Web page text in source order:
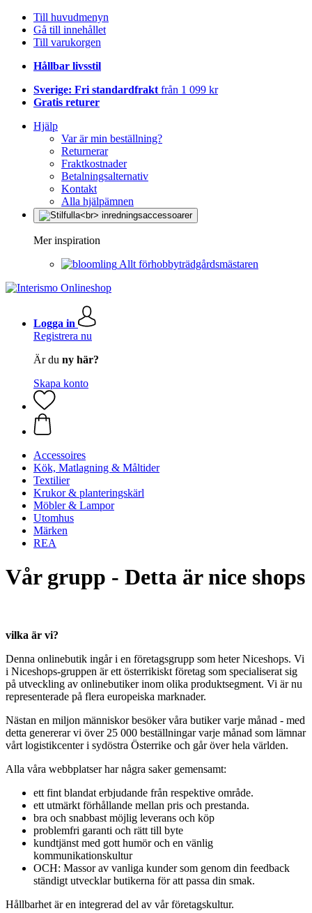
Till huvudmenyn
Gå till innehållet
Till varukorgen
Hållbar livsstil
Sverige: Fri standardfrakt från 1 099 kr
Gratis returer
Hjälp
Var är min beställning?
Returnerar
Fraktkostnader
Betalningsalternativ
Kontakt
Alla hjälpämnen
Mer inspiration
Allt förhobbyträdgårdsmästaren
Logga in
Registrera nu
Är du ny här?
Skapa konto
Accessoires
Kök, Matlagning & Måltider
Textilier
Krukor & planteringskärl
Möbler & Lampor
Utomhus
Märken
REA
Vår grupp - Detta är nice shops
vilka är vi?
Denna onlinebutik ingår i en företagsgrupp som heter Niceshops. Vi
i Niceshops-gruppen är ett österrikiskt företag som specialiserat sig
på utveckling av onlinebutiker inom olika produktsegment. Vi är nu
representerade på flera europeiska marknader.
Nästan en miljon människor besöker våra butiker varje månad - med
detta genererar vi över 25 000 beställningar varje månad som lämnar
vårt logistikcenter i sydöstra Österrike och går över hela världen.
Alla våra webbplatser har några saker gemensamt:
ett fint blandat erbjudande från respektive område.
ett utmärkt förhållande mellan pris och prestanda.
bra och snabbast möjlig leverans och köp
problemfri garanti och rätt till byte
kundtjänst med gott humör och en vänlig
kommunikationskultur
OCH: Massor av vanliga kunder som genom din feedback
ständigt utvecklar butikerna för att passa din smak.
Hållbarhet är en integrerad del av vår företagskultur.